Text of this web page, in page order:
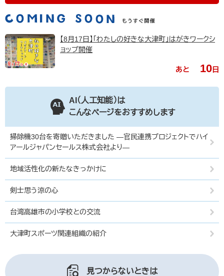
【8月17日】「わたしの好きな大津町」はがきワークシ
ョップ開催
あと 10日
AI（人工知能）は
こんなページをおすすめします
掃除機30台を寄贈いただきました ―官民連携プロジェクトでハイ
アールジャパンセールス株式会社より―
地域活性化の新たなきっかけに
剣士思う涼の心
台湾高雄市の小学校との交流
大津町スポーツ関連組織の紹介
見つからないときは